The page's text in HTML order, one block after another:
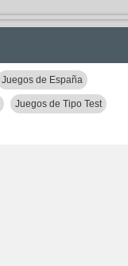
Juegos de España
Juegos de Tipo Test